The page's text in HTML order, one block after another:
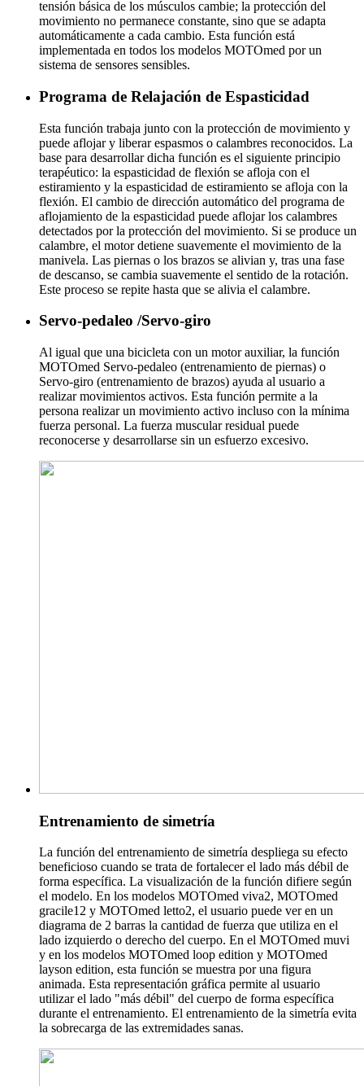
tensión básica de los músculos cambie; la protección del
movimiento no permanece constante, sino que se adapta
automáticamente a cada cambio. Esta función está
implementada en todos los modelos MOTOmed por un
sistema de sensores sensibles.
Programa de Relajación de Espasticidad
Esta función trabaja junto con la protección de movimiento y
puede aflojar y liberar espasmos o calambres reconocidos. La
base para desarrollar dicha función es el siguiente principio
terapéutico: la espasticidad de flexión se afloja con el
estiramiento y la espasticidad de estiramiento se afloja con la
flexión. El cambio de dirección automático del programa de
aflojamiento de la espasticidad puede aflojar los calambres
detectados por la protección del movimiento. Si se produce un
calambre, el motor detiene suavemente el movimiento de la
manivela. Las piernas o los brazos se alivian y, tras una fase
de descanso, se cambia suavemente el sentido de la rotación.
Este proceso se repite hasta que se alivia el calambre.
Servo-pedaleo /Servo-giro
Al igual que una bicicleta con un motor auxiliar, la función
MOTOmed Servo-pedaleo (entrenamiento de piernas) o
Servo-giro (entrenamiento de brazos) ayuda al usuario a
realizar movimientos activos. Esta función permite a la
persona realizar un movimiento activo incluso con la mínima
fuerza personal. La fuerza muscular residual puede
reconocerse y desarrollarse sin un esfuerzo excesivo.
Entrenamiento de simetría
La función del entrenamiento de simetría despliega su efecto
beneficioso cuando se trata de fortalecer el lado más débil de
forma específica. La visualización de la función difiere según
el modelo. En los modelos MOTOmed viva2, MOTOmed
gracile12 y MOTOmed letto2, el usuario puede ver en un
diagrama de 2 barras la cantidad de fuerza que utiliza en el
lado izquierdo o derecho del cuerpo. En el MOTOmed muvi
y en los modelos MOTOmed loop edition y MOTOmed
layson edition, esta función se muestra por una figura
animada. Esta representación gráfica permite al usuario
utilizar el lado "más débil" del cuerpo de forma específica
durante el entrenamiento. El entrenamiento de la simetría evita
la sobrecarga de las extremidades sanas.